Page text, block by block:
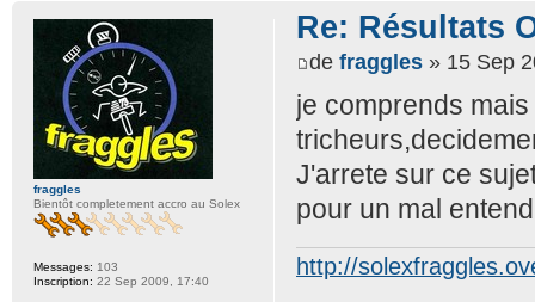
Re: Résultats
de fraggles » 15 Sep
je comprends
J'arrete sur ce
pour un mal
http://
fraggles
Bientôt completement accro au Solex
Messages: 103
Inscription: 22 Sep 2009, 17:40